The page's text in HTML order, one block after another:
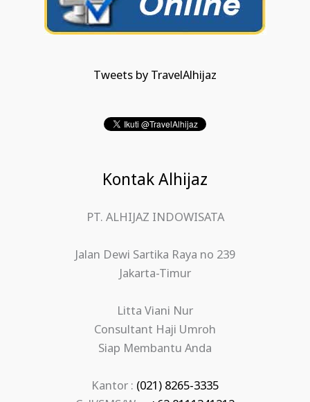
Tweets by TravelAlhijaz
Kontak Alhijaz
PT. ALHIJAZ INDOWISATA
Jalan Dewi Sartika Raya no 239
Jakarta-Timur
Litta Viani Nur
Consultant Haji Umroh
Siap Membantu Anda
Kantor : (021) 8265-3335